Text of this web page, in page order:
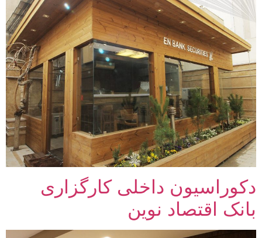
دکوراسیون داخلی کارگزاری
بانک اقتصاد نوین